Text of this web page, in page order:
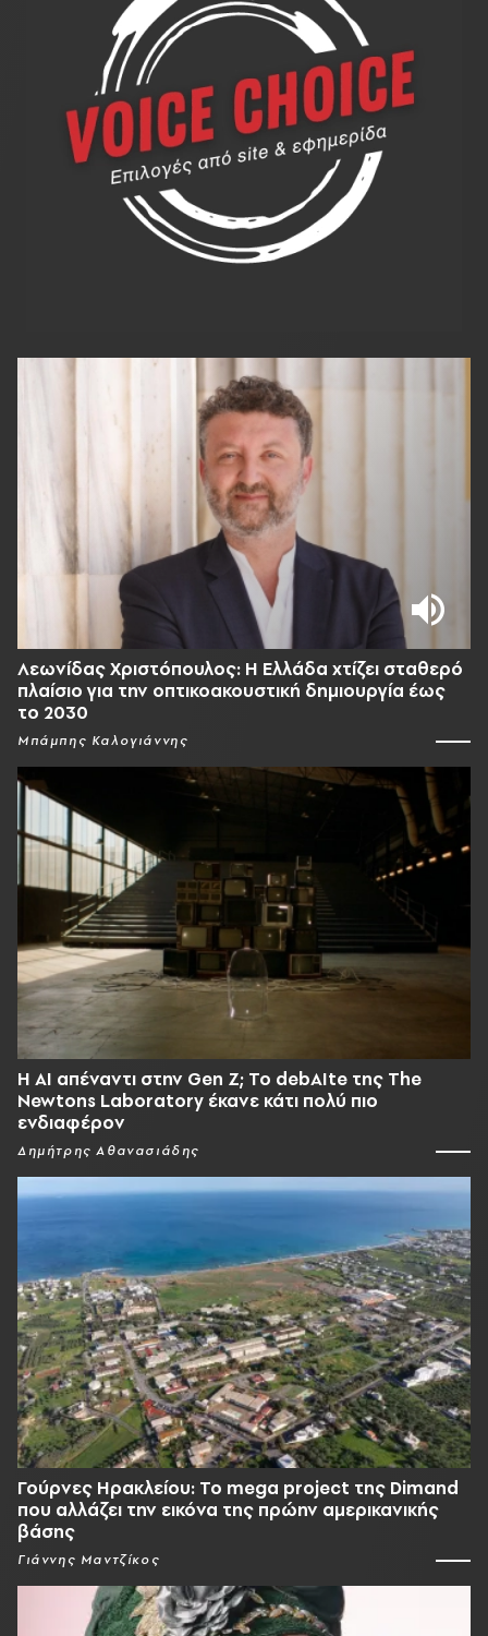
Λεωνίδας Χριστόπουλος: Η Ελλάδα χτίζει σταθερό
πλαίσιο για την οπτικοακουστική δημιουργία έως
το 2030
Μπάμπης Καλογιάννης
Η AI απέναντι στην Gen Z; Το debAIte της The
Newtons Laboratory έκανε κάτι πολύ πιο
ενδιαφέρον
Δημήτρης Αθανασιάδης
Γούρνες Ηρακλείου: To mega project της Dimand
που αλλάζει την εικόνα της πρώην αμερικανικής
βάσης
Γιάννης Μαντζίκος